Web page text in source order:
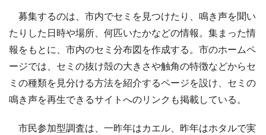
募集するのは、市内でセミを見つけたり、鳴き声を聞い
たりした日時や場所、何匹いたかなどの情報。集まった情
報をもとに、市内のセミ分布図を作成する。市のホームペ
ージでは、セミの抜け殻の大きさや触角の特徴などからセ
ミの種類を見分ける方法を紹介するページを設け、セミの
鳴き声を再生できるサイトへのリンクも掲載している。
市民参加型調査は、一昨年はカエル、昨年はホタルで実